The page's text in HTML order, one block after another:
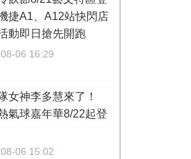
A1、A12站快閃店
動即日搶先開跑
06 16:29
女神李多慧來了！
氣球嘉年華8/22起登
06 15:02